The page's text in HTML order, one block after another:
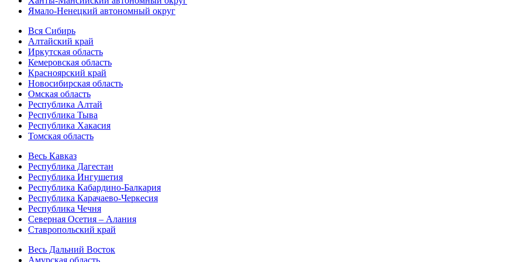
Ямало-Ненецкий автономный округ
Вся Сибирь
Алтайский край
Иркутская область
Кемеровская область
Красноярский край
Новосибирская область
Омская область
Республика Алтай
Республика Тыва
Республика Хакасия
Томская область
Весь Кавказ
Республика Дагестан
Республика Ингушетия
Республика Кабардино-Балкария
Республика Карачаево-Черкесия
Республика Чечня
Северная Осетия – Алания
Ставропольский край
Весь Дальний Восток
Амурская область